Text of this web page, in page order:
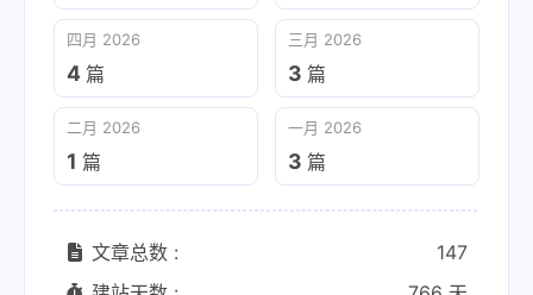
四月 2026
4 篇
三月 2026
3 篇
二月 2026
1 篇
一月 2026
3 篇
文章总数 :
147